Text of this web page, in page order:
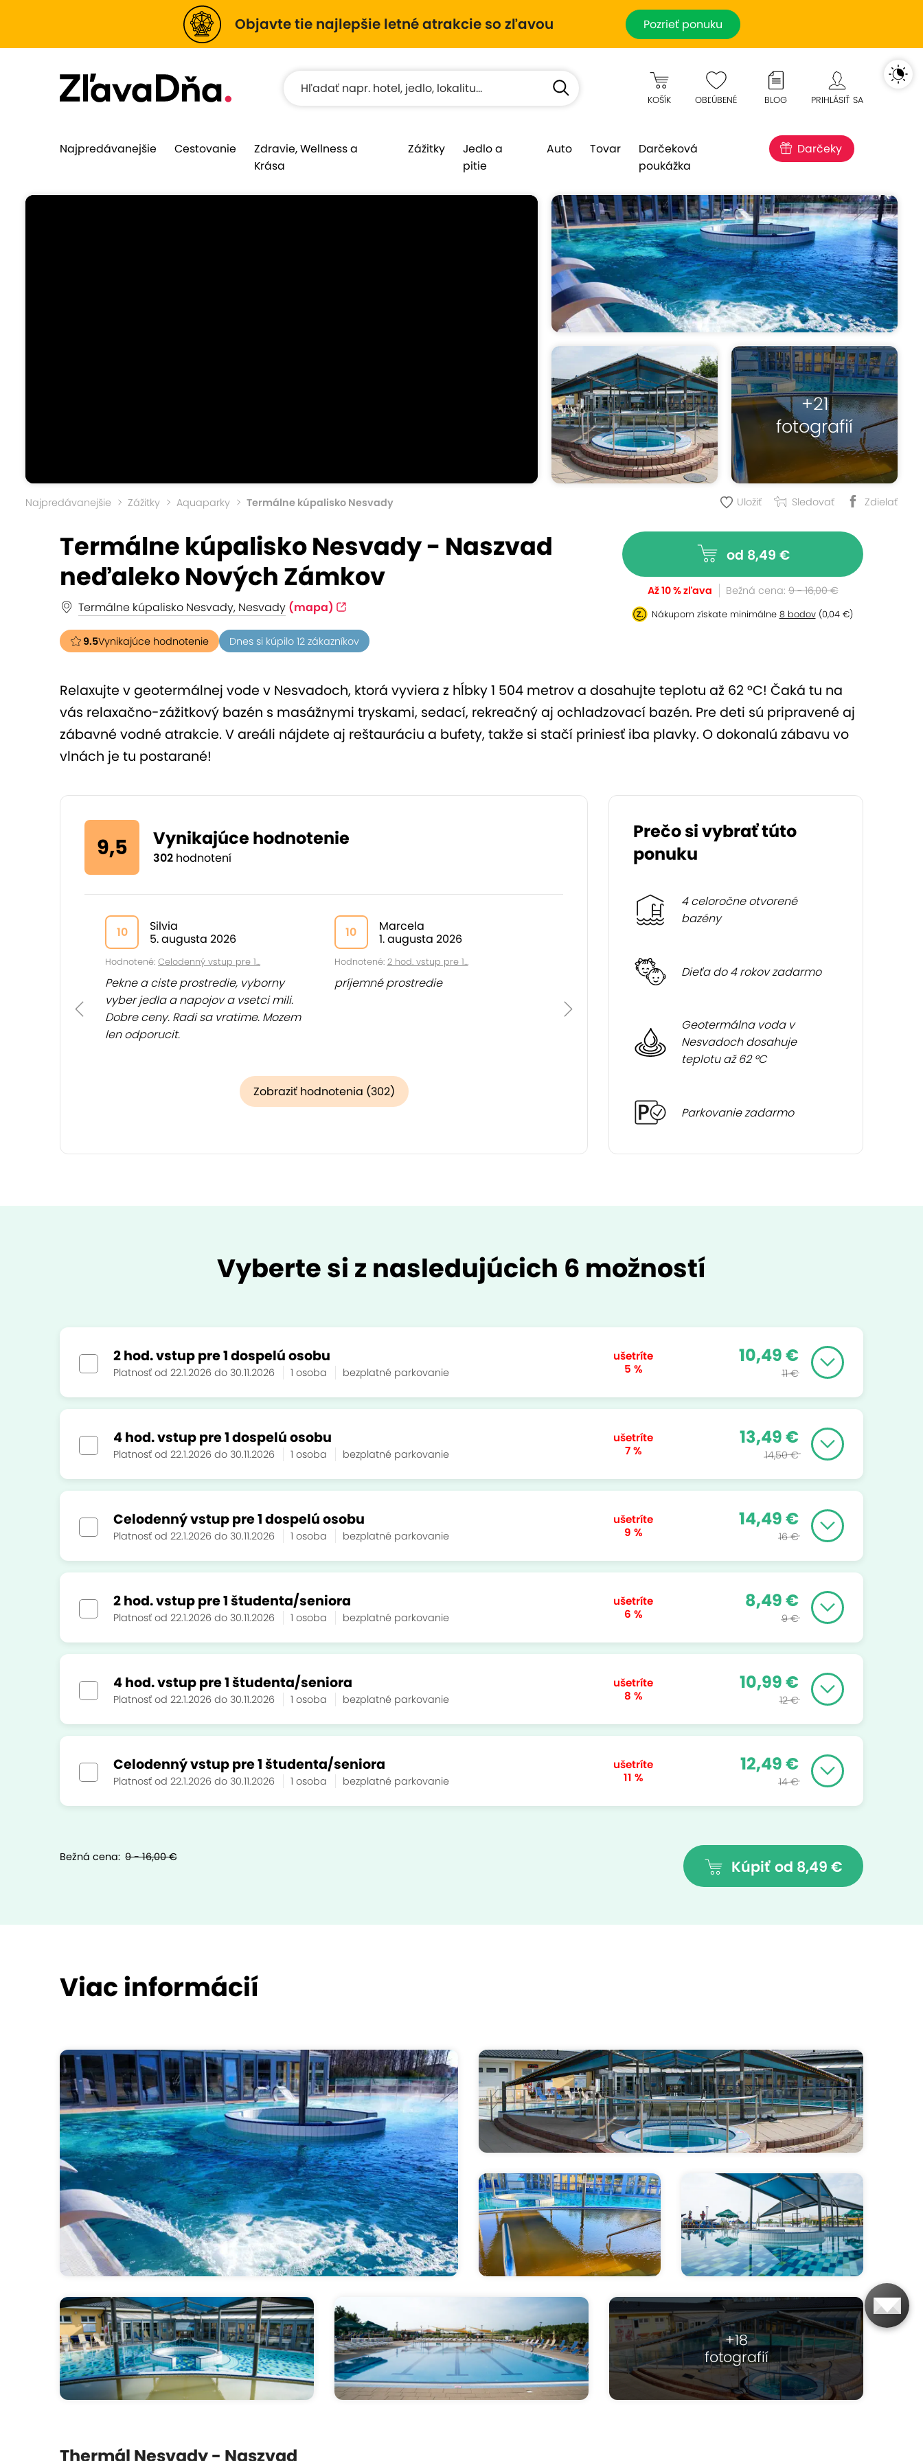
Objavte tie najlepšie letné atrakcie so zľavou Pozrieť ponuku
KOŠÍK OBĽÚBENÉ BLOG PRIHLÁSIŤ SA
Najpredávanejšie Cestovanie
Zdravie, Wellness a
Krása
Zážitky
Jedlo a
pitie
Auto Tovar
Darčeková
poukážka
Darčeky
+21
fotografií
Najpredávanejšie Zážitky Aquaparky Termálne kúpalisko Nesvady Uložiť Sledovať Zdielať
Termálne kúpalisko Nesvady - Naszvad
neďaleko Nových Zámkov
Termálne kúpalisko Nesvady, Nesvady (mapa)
9.5Vynikajúce hodnotenie Dnes si kúpilo 12 zákazníkov
od 8,49 €
Až 10 % zľava Bežná cena: 9 - 16,00 €
Nákupom získate minimálne 8 bodov(0,04 €)
Relaxujte v geotermálnej vode v Nesvadoch, ktorá vyviera z hĺbky 1 504 metrov a dosahujte teplotu až 62 °C! Čaká tu na
vás relaxačno-zážitkový bazén s masážnymi tryskami, sedací, rekreačný aj ochladzovací bazén. Pre deti sú pripravené aj
zábavné vodné atrakcie. V areáli nájdete aj reštauráciu a bufety, takže si stačí priniesť iba plavky. O dokonalú zábavu vo
vlnách je tu postarané!
9,5 Vynikajúce hodnotenie
302 hodnotení
10
Silvia
5. augusta 2026
Hodnotené: Celodenný vstup pre 1...
Pekne a ciste prostredie, vyborny
vyber jedla a napojov a vsetci mili.
Dobre ceny. Radi sa vratime. Mozem
len odporucit.
10
Marcela
1. augusta 2026
Hodnotené: 2 hod. vstup pre 1...
príjemné prostredie
Zobraziť hodnotenia (302)
Prečo si vybrať túto
ponuku
4 celoročne otvorené
bazény
Dieťa do 4 rokov zadarmo
Geotermálna voda v
Nesvadoch dosahuje
teplotu až 62 °C
Parkovanie zadarmo
Vyberte si z nasledujúcich 6 možností
2 hod. vstup pre 1 dospelú osobu
Platnosť od 22.1.2026 do 30.11.2026 1 osoba bezplatné parkovanie
ušetríte
5 %
10,49 €
11 €
4 hod. vstup pre 1 dospelú osobu
Platnosť od 22.1.2026 do 30.11.2026 1 osoba bezplatné parkovanie
ušetríte
7 %
13,49 €
14,50 €
Celodenný vstup pre 1 dospelú osobu
Platnosť od 22.1.2026 do 30.11.2026 1 osoba bezplatné parkovanie
ušetríte
9 %
14,49 €
16 €
2 hod. vstup pre 1 študenta/seniora
Platnosť od 22.1.2026 do 30.11.2026 1 osoba bezplatné parkovanie
ušetríte
6 %
8,49 €
9 €
4 hod. vstup pre 1 študenta/seniora
Platnosť od 22.1.2026 do 30.11.2026 1 osoba bezplatné parkovanie
ušetríte
8 %
10,99 €
12 €
Celodenný vstup pre 1 študenta/seniora
Platnosť od 22.1.2026 do 30.11.2026 1 osoba bezplatné parkovanie
ušetríte
11 %
12,49 €
14 €
Kúpiť od 8,49 €
Bežná cena: 9 - 16,00 €
Viac informácií
+18
fotografií
Thermál Nesvady - Naszvad